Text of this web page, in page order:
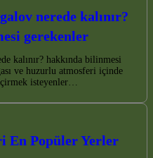
nerede kalınır?
gerekenler
kalınır? hakkında bilinmesi
ve huzurlu atmosferi içinde
isteyenler…
En Popüler Yerler